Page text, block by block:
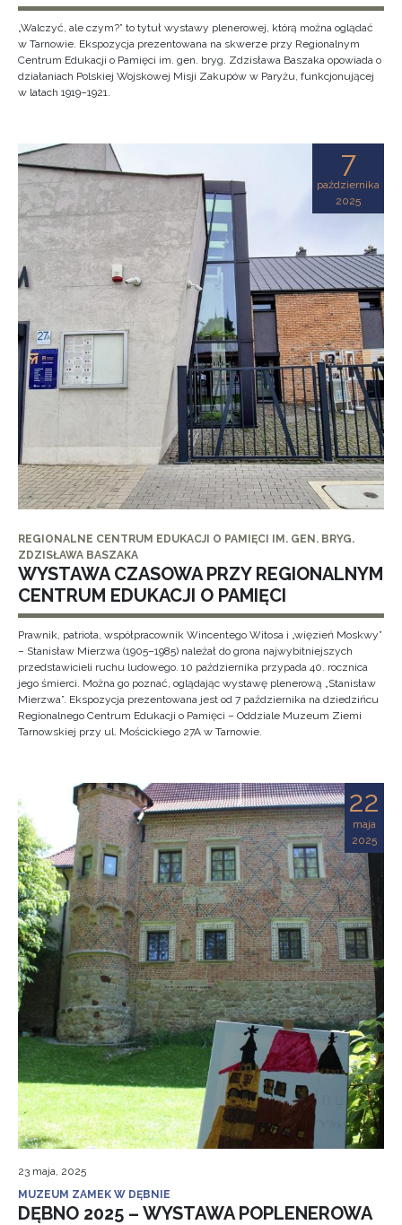
„Walczyć, ale czym?” to tytuł wystawy plenerowej, którą można oglądać
w Tarnowie. Ekspozycja prezentowana na skwerze przy Regionalnym
Centrum Edukacji o Pamięci im. gen. bryg. Zdzisława Baszaka opowiada o
działaniach Polskiej Wojskowej Misji Zakupów w Paryżu, funkcjonującej
w latach 1919–1921.
7
października
2025
REGIONALNE CENTRUM EDUKACJI O PAMIĘCI IM. GEN. BRYG.
ZDZISŁAWA BASZAKA
WYSTAWA CZASOWA PRZY REGIONALNYM
CENTRUM EDUKACJI O PAMIĘCI
Prawnik, patriota, współpracownik Wincentego Witosa i „więzień Moskwy”
– Stanisław Mierzwa (1905–1985) należał do grona najwybitniejszych
przedstawicieli ruchu ludowego. 10 października przypada 40. rocznica
jego śmierci. Można go poznać, oglądając wystawę plenerową „Stanisław
Mierzwa”. Ekspozycja prezentowana jest od 7 października na dziedzińcu
Regionalnego Centrum Edukacji o Pamięci – Oddziale Muzeum Ziemi
Tarnowskiej przy ul. Mościckiego 27A w Tarnowie.
22
maja
2025
23 maja, 2025
MUZEUM ZAMEK W DĘBNIE
DĘBNO 2025 – WYSTAWA POPLENEROWA